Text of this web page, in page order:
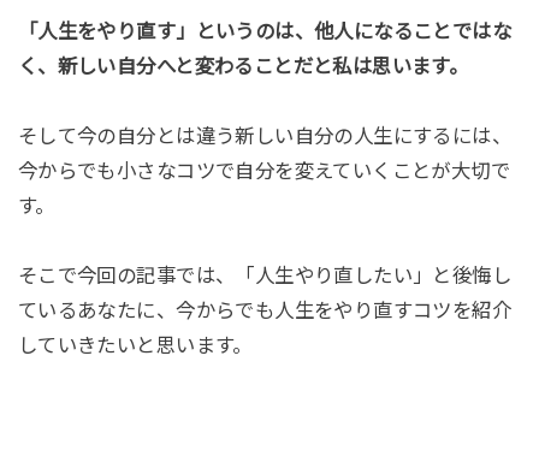
「人生をやり直す」というのは、他人になることではな
く、新しい自分へと変わることだと私は思います。
そして今の自分とは違う新しい自分の人生にするには、
今からでも小さなコツで自分を変えていくことが大切で
す。
そこで今回の記事では、「人生やり直したい」と後悔し
ているあなたに、今からでも人生をやり直すコツを紹介
していきたいと思います。